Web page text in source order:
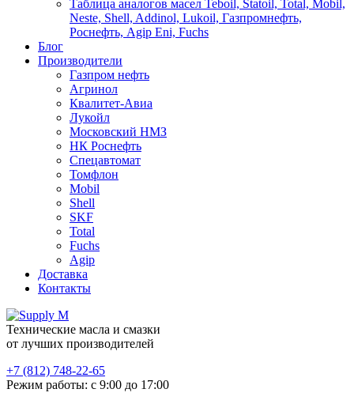
Таблица аналогов масел Teboil, Statoil, Total, Mobil,
Neste, Shell, Addinol, Lukoil, Газпромнефть,
Роснефть, Agip Eni, Fuchs
Блог
Производители
Газпром нефть
Агринол
Квалитет-Авиа
Лукойл
Московский НМЗ
НК Роснефть
Спецавтомат
Томфлон
Mobil
Shell
SKF
Total
Fuchs
Agip
Доставка
Контакты
Технические масла и смазки
от лучших производителей
+7 (812) 748-22-65
Режим работы: с 9:00 до 17:00